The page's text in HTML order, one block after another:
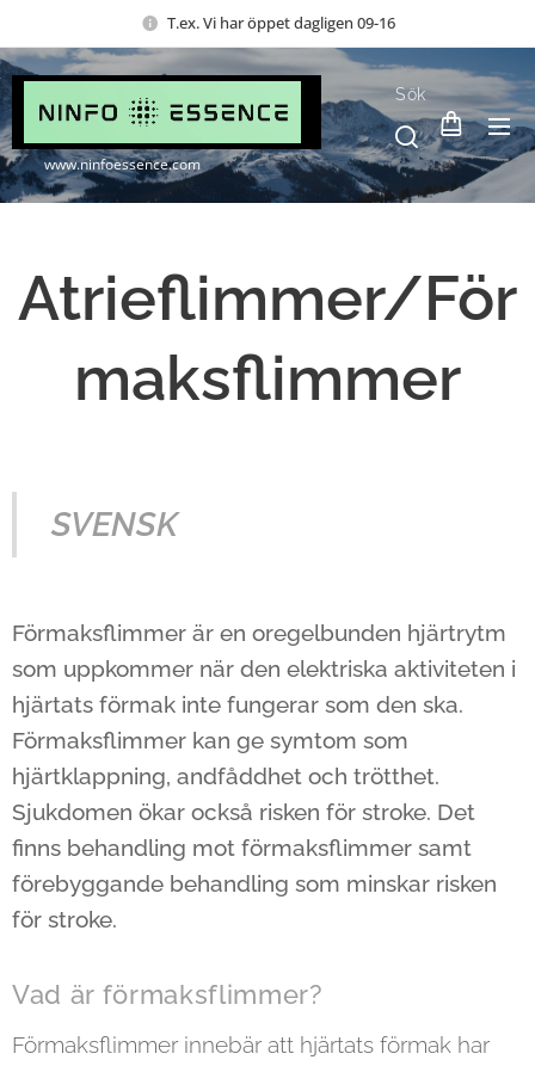
T.ex. Vi har öppet dagligen 09-16
www.ninfoessence.com
Sök
Atrieflimmer/För
maksflimmer
SVENSK
Förmaksflimmer är en oregelbunden hjärtrytm
som uppkommer när den elektriska aktiviteten i
hjärtats förmak inte fungerar som den ska.
Förmaksflimmer kan ge symtom som
hjärtklappning, andfåddhet och trötthet.
Sjukdomen ökar också risken för stroke. Det
finns behandling mot förmaksflimmer samt
förebyggande behandling som minskar risken
för stroke.
Vad är förmaksflimmer?
Förmaksflimmer innebär att hjärtats förmak har